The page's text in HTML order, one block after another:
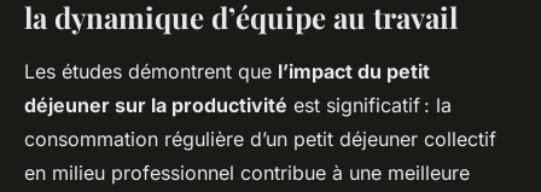
la dynamique d’équipe au travail
Les études démontrent que l’impact du petit
déjeuner sur la productivité est significatif : la
consommation régulière d’un petit déjeuner collectif
en milieu professionnel contribue à une meilleure